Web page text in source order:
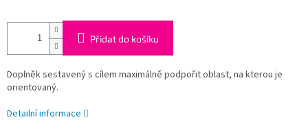
Přidat do košíku
Doplněk sestavený s cílem maximálně podpořit oblast, na kterou je
orientovaný.
Detailní informace